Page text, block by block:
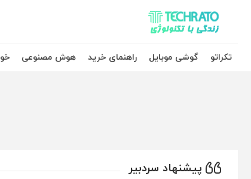
تکراتو – زندگی با تکنولوژی
تکراتو
گوشی موبایل راهنمای خرید هوش مصنوعی
پیشنهاد سردبیر